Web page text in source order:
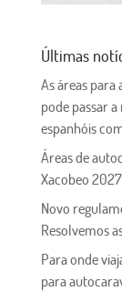
Últimas
As áreas para
pode passar
espanhóis
Áreas de
Xacobeo 2027
Novo
Resolvemos
Para onde
para